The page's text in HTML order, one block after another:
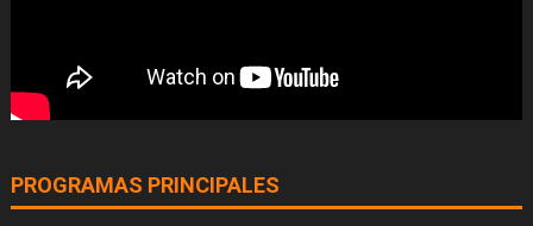
PROGRAMAS PRINCIPALES